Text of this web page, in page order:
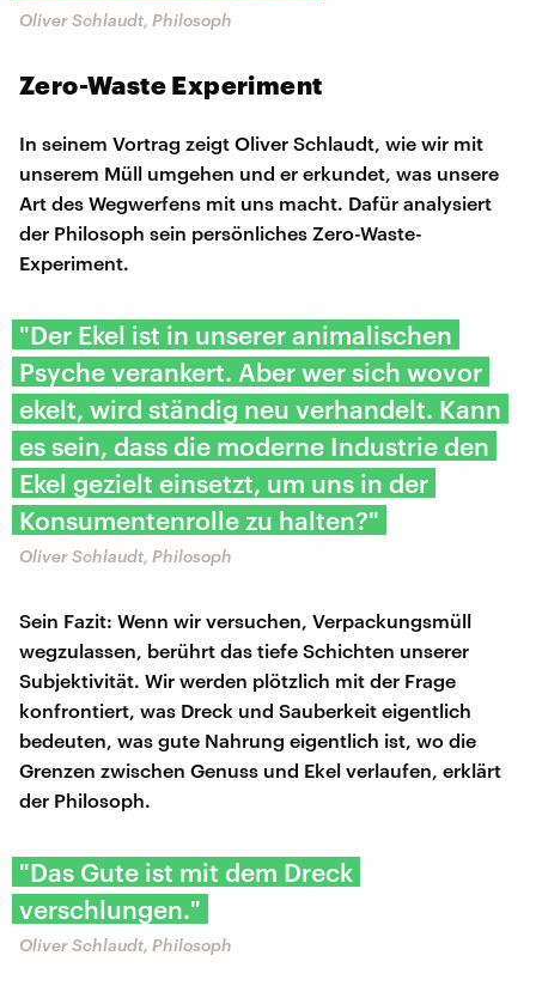
Oliver Schlaudt, Philosoph
Zero-Waste Experiment
In seinem Vortrag zeigt Oliver Schlaudt, wie wir mit
unserem Müll umgehen und er erkundet, was unsere
Art des Wegwerfens mit uns macht. Dafür analysiert
der Philosoph sein persönliches Zero-Waste-
Experiment.
"Der Ekel ist in unserer animalischen
Psyche verankert. Aber wer sich wovor
ekelt, wird ständig neu verhandelt. Kann
es sein, dass die moderne Industrie den
Ekel gezielt einsetzt, um uns in der
Konsumentenrolle zu halten?"
Oliver Schlaudt, Philosoph
Sein Fazit: Wenn wir versuchen, Verpackungsmüll
wegzulassen, berührt das tiefe Schichten unserer
Subjektivität. Wir werden plötzlich mit der Frage
konfrontiert, was Dreck und Sauberkeit eigentlich
bedeuten, was gute Nahrung eigentlich ist, wo die
Grenzen zwischen Genuss und Ekel verlaufen, erklärt
der Philosoph.
"Das Gute ist mit dem Dreck
verschlungen."
Oliver Schlaudt, Philosoph